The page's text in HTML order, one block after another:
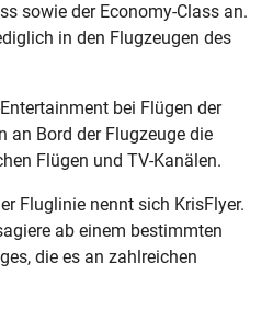
sowie der Economy-Class an.
in den Flugzeugen des
bei Flügen der
an Bord der Flugzeuge die
Flügen und TV-Kanälen.
Fluglinie nennt sich KrisFlyer.
ab einem bestimmten
die es an zahlreichen